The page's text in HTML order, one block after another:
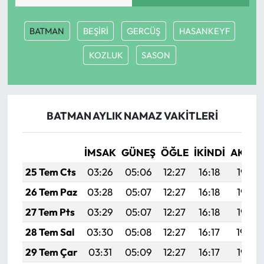
BATMAN BEŞİRİ GERCÜŞ HASANKEYF
KOZLUK SASON
BATMAN AYLIK NAMAZ VAKITLERI
İMSAK GÜNEŞ ÖĞLE İKINDI
25 Tem Cts
03:26 05:06 12:27 16:18
19:38
26 Tem Paz
03:28 05:07 12:27 16:18
19:38
27 Tem Pts
03:29 05:07 12:27 16:18
19:37
28 Tem Sal
03:30 05:08 12:27 16:17
19:36
29 Tem Çar
03:31 05:09 12:27 16:17 19:35
Mecitözü Haberleri
Oğuzlar Haberleri
Ortaköy Haberleri
Osmancık Haberleri
Resmi İlan
Resmi Reklam
Sağlık